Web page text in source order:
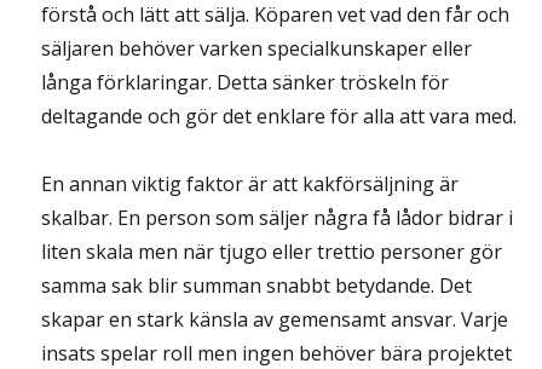
förstå och lätt att sälja. Köparen vet vad den får och
säljaren behöver varken specialkunskaper eller
långa förklaringar. Detta sänker tröskeln för
deltagande och gör det enklare för alla att vara med.
En annan viktig faktor är att kakförsäljning är
skalbar. En person som säljer några få lådor bidrar i
liten skala men när tjugo eller trettio personer gör
samma sak blir summan snabbt betydande. Det
skapar en stark känsla av gemensamt ansvar. Varje
insats spelar roll men ingen behöver bära projektet